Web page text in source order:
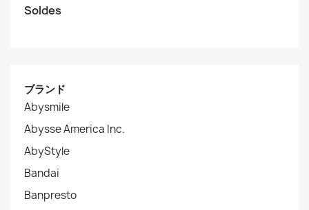
Soldes
ブランド
Abysmile
Abysse America Inc.
AbyStyle
Bandai
Banpresto